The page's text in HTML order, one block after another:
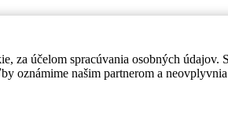
za účelom spracúvania osobných údajov.
oznámime našim partnerom a